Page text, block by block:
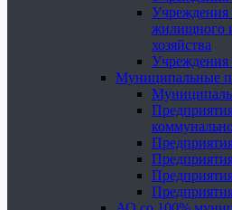
Учреждения
жилищного
хозяйства
Учреждения
Муниципальные